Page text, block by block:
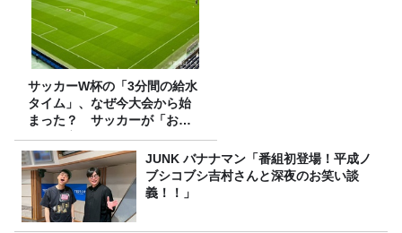
サッカーW杯の「3分間の給水
タイム」、なぜ今大会から始
まった？ サッカーが「お
金」に変わる仕組み
JUNK バナナマン「番組初登場！平成ノ
ブシコブシ吉村さんと深夜のお笑い談
義！！」